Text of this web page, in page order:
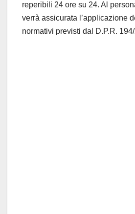
reperibili 24 ore su 24. Al
verrà assicurata l’applicazione
normativi previsti dal D.P.R.